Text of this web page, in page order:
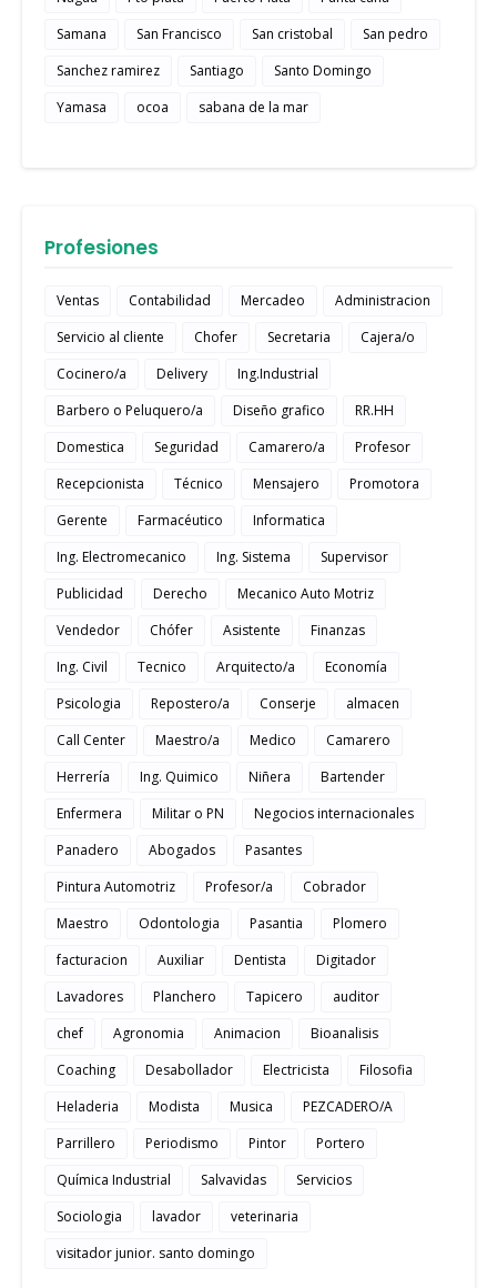
Samana
San Francisco San cristobal
San pedro
Sanchez ramirez
Santiago
Santo Domingo
Yamasa
ocoa sabana de la mar
Profesiones
Ventas Contabilidad Mercadeo
Administracion
Servicio al cliente
Chofer Secretaria
Cajera/o
Cocinero/a
Delivery
Ing.Industrial
Barbero o Peluquero/a
Diseño grafico
RR.HH
Domestica
Seguridad Camarero/a
Profesor
Recepcionista
Técnico Mensajero
Promotora
Gerente
Farmacéutico
Informatica
Ing. Electromecanico
Ing. Sistema
Supervisor
Publicidad
Derecho
Mecanico Auto Motriz
Vendedor
Chófer Asistente
Finanzas
Ing. Civil
Tecnico Arquitecto/a
Economía
Psicologia
Repostero/a Conserje
almacen
Call Center
Maestro/a Medico
Camarero
Herrería
Ing. Quimico Niñera
Bartender
Enfermera
Militar o PN
Negocios internacionales
Panadero
Abogados
Pasantes
Pintura Automotriz
Profesor/a
Cobrador
Maestro
Odontologia Pasantia
Plomero
facturacion
Auxiliar Dentista
Digitador
Lavadores
Planchero Tapicero
auditor
chef
Agronomia Animacion
Bioanalisis
Coaching
Desabollador Electricista
Filosofia
Heladeria
Modista Musica
PEZCADERO/A
Parrillero
Periodismo Pintor
Portero
Química Industrial
Salvavidas
Servicios
Sociologia
lavador
veterinaria
visitador junior. santo domingo